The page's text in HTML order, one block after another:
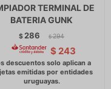
TERMINAL DE
BATERIA GUNK
$ 286 $ 294
$ 243